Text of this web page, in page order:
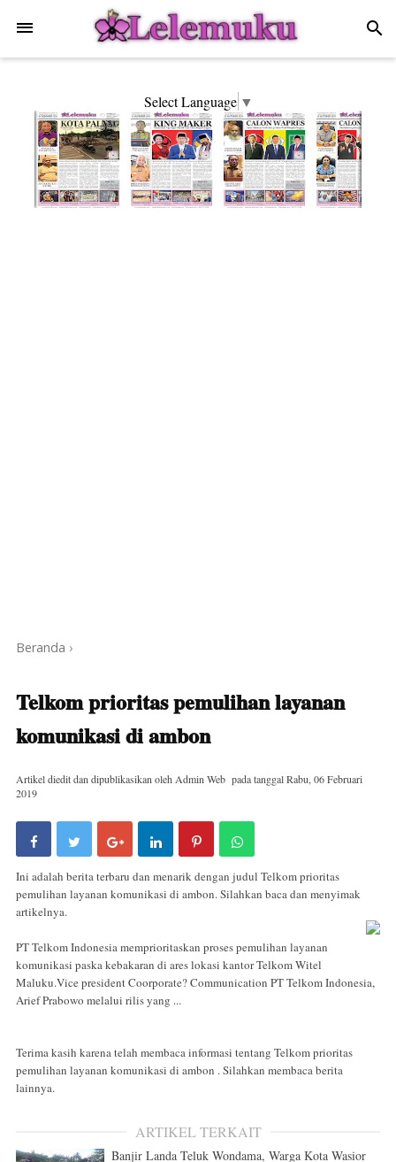
search
Select Language ▼
Beranda ›
Telkom prioritas pemulihan layanan
komunikasi di ambon
Artikel diedit dan dipublikasikan oleh Admin Web pada tanggalRabu, 06 Februari
2019
Ini adalah berita terbaru dan menarik dengan judul Telkom prioritas
pemulihan layanan komunikasi di ambon. Silahkan baca dan menyimak
artikelnya.
PT Telkom Indonesia memprioritaskan proses pemulihan layanan
komunikasi paska kebakaran di ares lokasi kantor Telkom Witel
Maluku.Vice president Coorporate? Communication PT Telkom Indonesia,
Arief Prabowo melalui rilis yang ...
Terima kasih karena telah membaca informasi tentang Telkom prioritas
pemulihan layanan komunikasi di ambon . Silahkan membaca berita
lainnya.
ARTIKEL TERKAIT
Banjir Landa Teluk Wondama, Warga Kota Wasior